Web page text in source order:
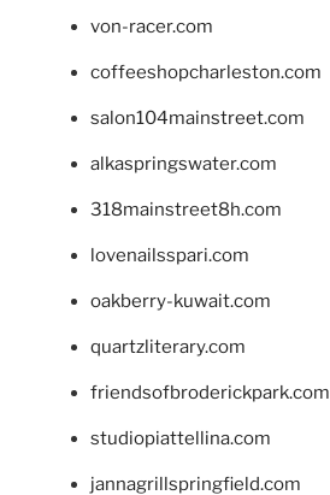
von-racer.com
coffeeshopcharleston.com
salon104mainstreet.com
alkaspringswater.com
318mainstreet8h.com
lovenailsspari.com
oakberry-kuwait.com
quartzliterary.com
friendsofbroderickpark.com
studiopiattellina.com
jannagrillspringfield.com